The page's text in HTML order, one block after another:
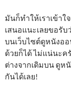
มันก็ทำให้เราเข้า
เสนอแนะเลยขอรั
บนเว็บไซต์ดูหนังออ
ด้วยก็ได้ ไม่แน่นะ
ต่างจากเดิมบน ดูห
กันได้เลย!